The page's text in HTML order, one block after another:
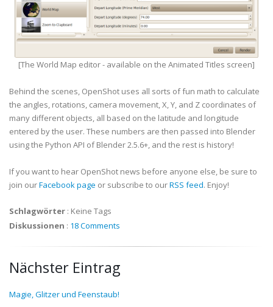
[The World Map editor - available on the Animated Titles screen]
Behind the scenes, OpenShot uses all sorts of fun math to calculate
the angles, rotations, camera movement, X, Y, and Z coordinates of
many different objects, all based on the latitude and longitude
entered by the user. These numbers are then passed into Blender
using the Python API of Blender 2.5.6+, and the rest is history!
If you want to hear OpenShot news before anyone else, be sure to
join ourFacebook page or subscribe to ourRSS feed. Enjoy!
Schlagwörter : Keine Tags
Diskussionen : 18 Comments
Nächster Eintrag
Magie, Glitzer und Feenstaub!